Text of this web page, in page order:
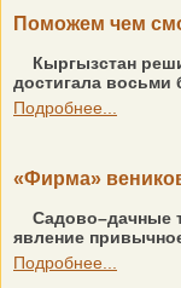
Поможем чем
Кыргызстан
достигала
Подробнее...
«Фирма»
Садово–дачные
явление
Подробнее...